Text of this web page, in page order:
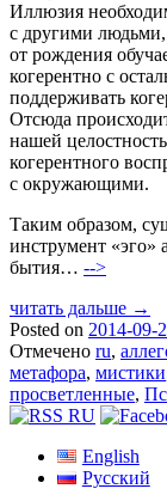
Иллюзия
с другими
от рождения
когерентно с
поддерживать
Отсюда
нашей
когерентного
с окружающими.
Таким образом,
инструмент «эго»
бытия… -->
читать дальше →
Posted on 2014-09-
Отмечено ru,
метафора, мистики
просветленные,
English
Русский